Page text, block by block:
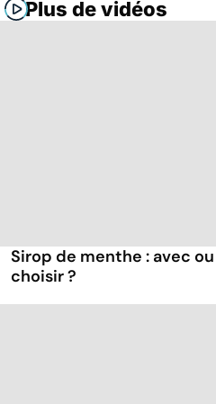
Plus de vidéos
Sirop de menthe : avec
choisir ?